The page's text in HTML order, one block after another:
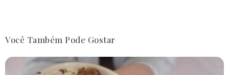
Você Também Pode Gostar